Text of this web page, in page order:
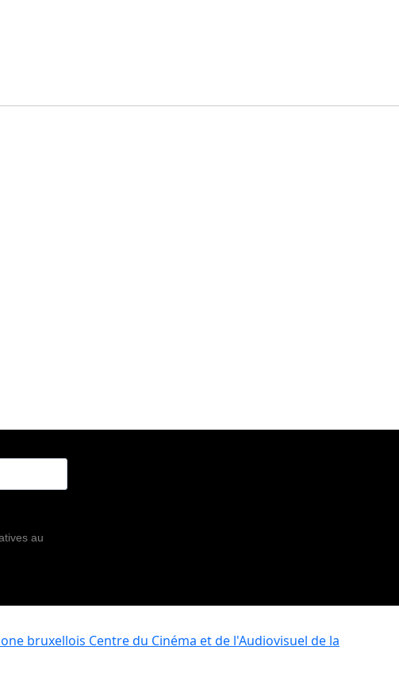
au
bruxellois Centre du Cinéma et de l'Audiovisuel de la